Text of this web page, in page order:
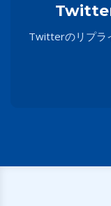
Twitter
Twitterのリプラ